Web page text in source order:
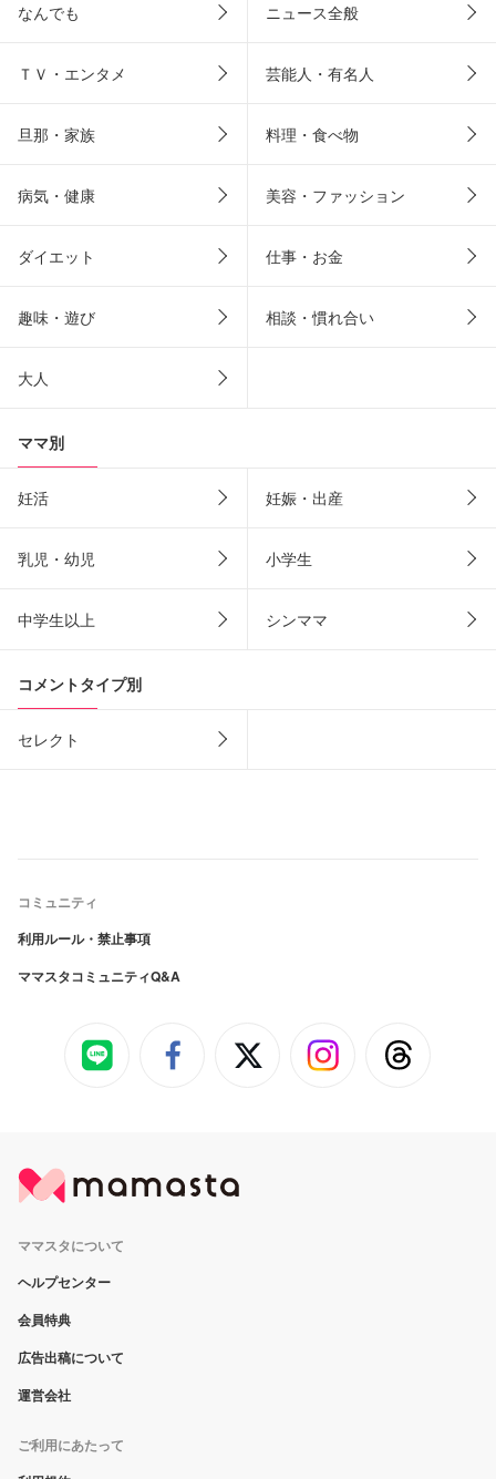
なんでも ニュース全般
ＴＶ・エンタメ 芸能人・有名人
旦那・家族 料理・食べ物
病気・健康 美容・ファッション
ダイエット 仕事・お金
趣味・遊び 相談・慣れ合い
大人
ママ別
妊活 妊娠・出産
乳児・幼児 小学生
中学生以上 シンママ
コメントタイプ別
セレクト
コミュニティ
利用ルール・禁止事項
ママスタコミュニティQ&A
ママスタについて
ヘルプセンター
会員特典
広告出稿について
運営会社
ご利用にあたって